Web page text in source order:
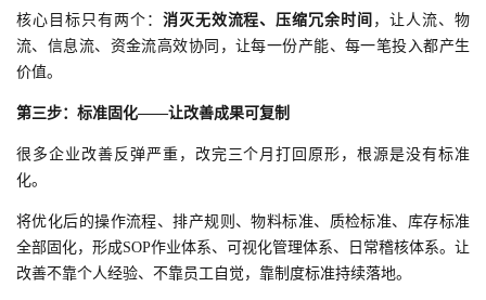
核心目标只有两个： 消灭无效流程、压缩冗余时间 ，让人流、物
流、信息流、资金流高效协同，让每一份产能、每一笔投入都产生
价值。
第三步：标准固化——让改善成果可复制
很多企业改善反弹严重，改完三个月打回原形，根源是没有标准
化。
将优化后的操作流程、排产规则、物料标准、质检标准、库存标准
全部固化，形成SOP作业体系、可视化管理体系、日常稽核体系。让
改善不靠个人经验、不靠员工自觉，靠制度标准持续落地。